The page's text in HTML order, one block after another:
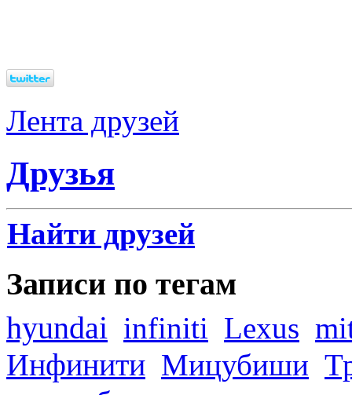
Лента друзей
Друзья
Найти друзей
Записи по тегам
hyundai infiniti Lexus
Инфинити Мицубиши